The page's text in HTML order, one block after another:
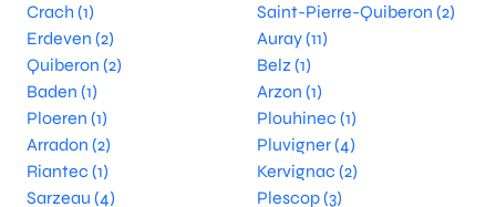
Crach (1)
Saint-Pierre-Quiberon (2)
Erdeven (2)
Auray (11)
Quiberon (2)
Belz (1)
Baden (1)
Arzon (1)
Ploeren (1)
Plouhinec (1)
Arradon (2)
Pluvigner (4)
Riantec (1)
Kervignac (2)
Sarzeau (4)
Plescop (3)